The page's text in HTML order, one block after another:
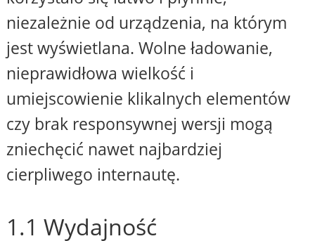
niezależnie od urządzenia, na którym
jest wyświetlana. Wolne ładowanie,
nieprawidłowa wielkość i
umiejscowienie klikalnych elementów
czy brak responsywnej wersji mogą
zniechęcić nawet najbardziej
cierpliwego internautę.
1.1 Wydajność